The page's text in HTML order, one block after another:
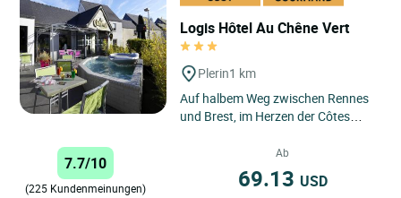
Logis Hôtel Au Chêne Vert
Plerin1 km
Auf halbem Weg zwischen Rennes
und Brest, im Herzen der Côtes
Hotel-Restaurant "Au Chêne...
7.7/10
(225 Kundenmeinungen)
Ab
69.13 USD